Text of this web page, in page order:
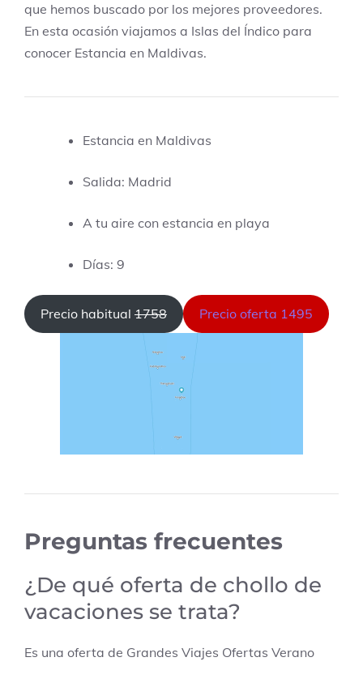
que hemos buscado por los mejores proveedores.
En esta ocasión viajamos a Islas del Índico para
conocer Estancia en Maldivas.
Estancia en Maldivas
Salida: Madrid
A tu aire con estancia en playa
Días: 9
Precio habitual 1758 Precio oferta 1495
Preguntas frecuentes
¿De qué oferta de chollo de
vacaciones se trata?
Es una oferta de Grandes Viajes Ofertas Verano